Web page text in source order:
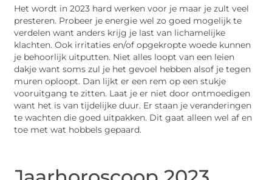
Het wordt in 2023 hard werken voor je maar je zult veel
presteren. Probeer je energie wel zo goed mogelijk te
verdelen want anders krijg je last van lichamelijke
klachten. Ook irritaties en/of opgekropte woede kunnen
je behoorlijk uitputten. Niet alles loopt van een leien
dakje want soms zul je het gevoel hebben alsof je tegen
muren oploopt. Dan lijkt er een rem op een stukje
vooruitgang te zitten. Laat je er niet door ontmoedigen
want het is van tijdelijke duur. Er staan je veranderingen
te wachten die goed uitpakken. Dit gaat alleen wel af en
toe met wat hobbels gepaard.